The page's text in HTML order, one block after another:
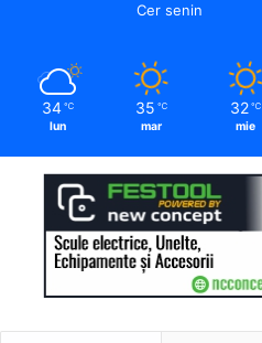
Cer senin
34 ℃
lun
35 ℃
mar
32 ℃
mie